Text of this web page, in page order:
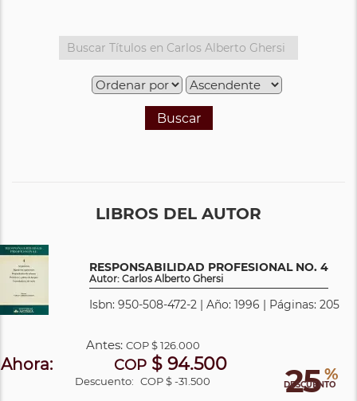
Buscar
LIBROS DEL AUTOR
RESPONSABILIDAD PROFESIONAL NO. 4
Autor: Carlos Alberto Ghersi
Isbn: 950-508-472-2 | Año: 1996 | Páginas: 205
25 %
DESCUENTO
Antes: COP$ 126.000
Ahora: COP $ 94.500
Descuento: COP $ -31.500